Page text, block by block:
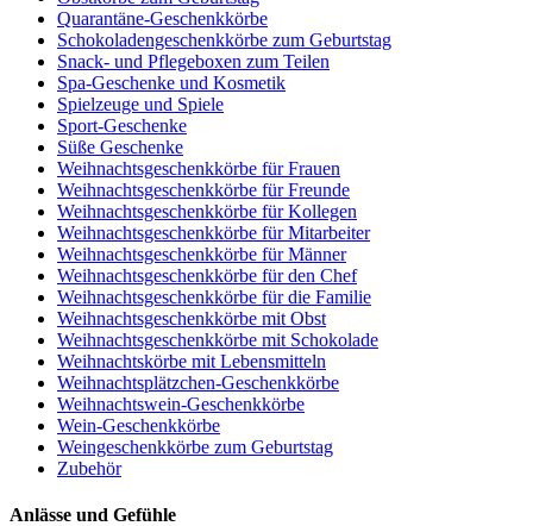
Quarantäne-Geschenkkörbe
Schokoladengeschenkkörbe zum Geburtstag
Snack- und Pflegeboxen zum Teilen
Spa-Geschenke und Kosmetik
Spielzeuge und Spiele
Sport-Geschenke
Süße Geschenke
Weihnachtsgeschenkkörbe für Frauen
Weihnachtsgeschenkkörbe für Freunde
Weihnachtsgeschenkkörbe für Kollegen
Weihnachtsgeschenkkörbe für Mitarbeiter
Weihnachtsgeschenkkörbe für Männer
Weihnachtsgeschenkkörbe für den Chef
Weihnachtsgeschenkkörbe für die Familie
Weihnachtsgeschenkkörbe mit Obst
Weihnachtsgeschenkkörbe mit Schokolade
Weihnachtskörbe mit Lebensmitteln
Weihnachtsplätzchen-Geschenkkörbe
Weihnachtswein-Geschenkkörbe
Wein-Geschenkkörbe
Weingeschenkkörbe zum Geburtstag
Zubehör
Anlässe und Gefühle